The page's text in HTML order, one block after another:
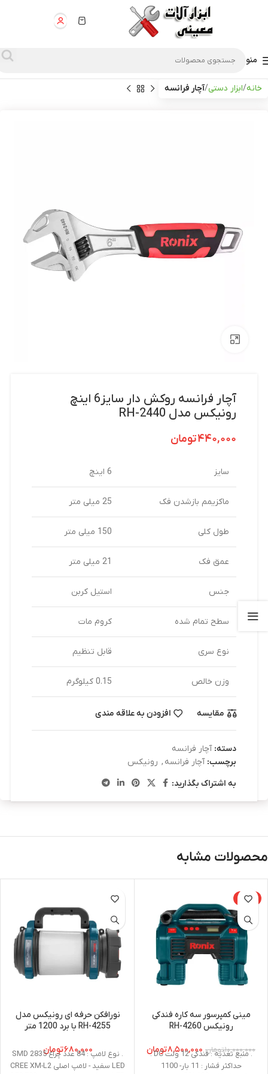
منو
خانه ابزار دستی آچار فرانسه
آچار فرانسه روکش دار سایز6 اینچ
رونیکس مدل RH-2440
۴۴۰,۰۰۰تومان
سایز 6 اینچ
ماکزیمم بازشدن فک 25 میلی متر
طول کلی 150 میلی متر
عمق فک 21 میلی متر
جنس استیل کربن
سطح تمام شده کروم مات
نوع سری قابل تنظیم
وزن خالص 0.15 کیلوگرم
مقایسه افزودن به علاقه مندی
دسته: آچار فرانسه
برچسب: آچار فرانسه , رونیکس
به اشتراک بگذارید:
محصولات مشابه
-15%
مینی کمپرسور سه کاره فندکی
رونیکس RH-4260
۱۰,۰۰۰,۰۰۰تومان ۸,۵۰۰,۰۰۰تومان
. منبع تغذیه : فندکی 12 ولت DC .
حداکثر فشار : 11 بار- 1100
نورافکن حرفه ای رونیکس مدل
4255-RH با برد 1200 متر
۶۸۰,۰۰۰تومان. نوع لامپ : 84 عدد چراغ SMD 2835
LED سفید - لامپ اصلی CREE XM-L2